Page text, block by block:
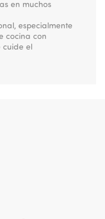
en muchos
especialmente
cocina con
cuide el